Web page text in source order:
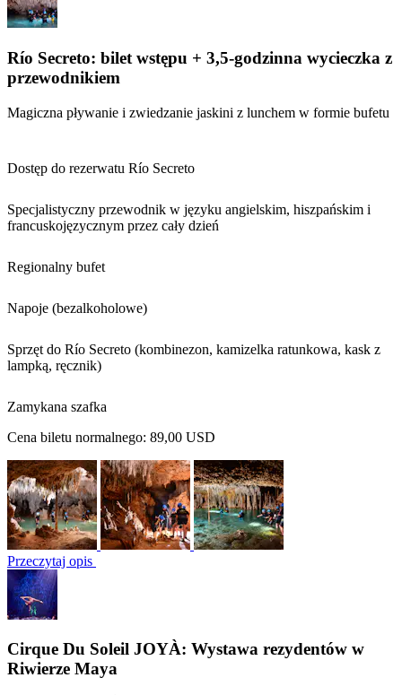
Río Secreto: bilet wstępu + 3,5-godzinna wycieczka z
przewodnikiem
Magiczna pływanie i zwiedzanie jaskini z lunchem w formie bufetu
Dostęp do rezerwatu Río Secreto
Specjalistyczny przewodnik w języku angielskim, hiszpańskim i
francuskojęzycznym przez cały dzień
Regionalny bufet
Napoje (bezalkoholowe)
Sprzęt do Río Secreto (kombinezon, kamizelka ratunkowa, kask z
lampką, ręcznik)
Zamykana szafka
Cena biletu normalnego: 89,00 USD
Przeczytaj opis
Cirque Du Soleil JOYÀ: Wystawa rezydentów w
Riwierze Maya